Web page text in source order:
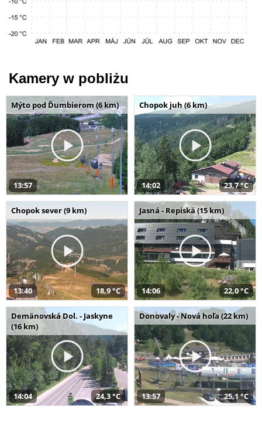
Kamery w pobliżu
Mýto pod Ďumbierom (6 km)
13:57
Chopok juh (6 km)
14:02 23,7 °C
Chopok sever (9 km)
13:40 18,9 °C
Jasná - Repiská (15 km)
14:06 22,0 °C
Demänovská Dol. - Jaskyne
(16 km)
14:04 24,3 °C
Donovaly - Nová hoľa (22 km)
13:57 25,1 °C